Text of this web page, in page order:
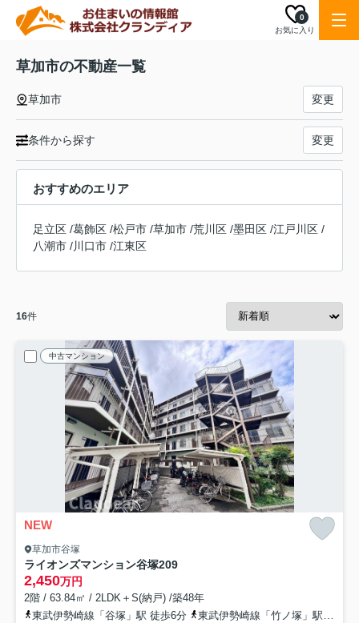
お気に入り
0
草加市の不動産一覧
草加市 変更
条件から探す 変更
おすすめのエリア
足立区 /葛飾区 /松戸市 /草加市 /荒川区 /墨田区 /江戸川区 /
八潮市 /川口市 /江東区
16件
中古マンション
NEW
草加市谷塚
ライオンズマンション谷塚209
2,450万円
2階 / 63.84㎡ / 2LDK＋S(納戸) /築48年
東武伊勢崎線「谷塚」駅 徒歩6分
東武伊勢崎線「竹ノ塚」駅 徒歩29分